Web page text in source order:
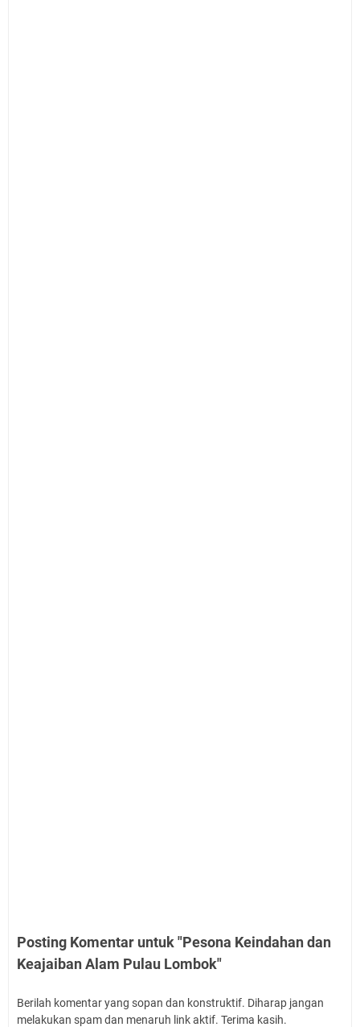
Posting Komentar untuk "Pesona Keindahan dan
Keajaiban Alam Pulau Lombok"
Berilah komentar yang sopan dan konstruktif. Diharap jangan
melakukan spam dan menaruh link aktif. Terima kasih.